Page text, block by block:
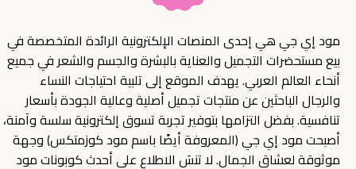
مود إي جي هي إحدى المنصات الإلكترونية الرائدة المتخصصة في
بيع مستحضرات التجميل والعناية بالبشرة والجسم والشعر في جميع
أنحاء العالم العربي. يهدف الموقع إلى تلبية احتياجات النساء
والرجال الباحثين عن منتجات تجميل أصلية وعالية الجودة بأسعار
تنافسية. بفضل التزامها بتوفير تجربة تسوق إلكترونية سلسة وآمنة،
أصبحت مود إي جي (المعروفة أيضًا باسم مود كوزمتكس) وجهة
موثوقة لعشاق الجمال. لا تنسَ الاطلاع على أحدث كوبونات مود